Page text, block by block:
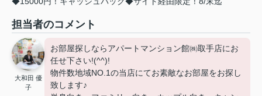
担当者のコメント
大和田 優
子
お部屋探しならアパートマンション館㈱取手店にお
任せ下さい!(^^)!
物件数地域NO.1の当店にてお素敵なお部屋をお探し
致します♪